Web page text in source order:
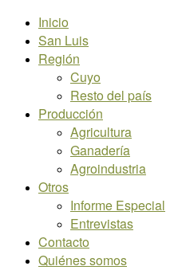
Inicio
San Luis
Región
Cuyo
Resto del país
Producción
Agricultura
Ganadería
Agroindustria
Otros
Informe Especial
Entrevistas
Contacto
Quiénes somos